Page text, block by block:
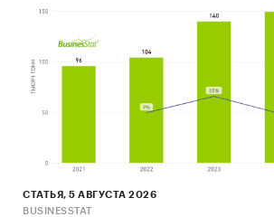
Образование
Анимация
Мультипликация
СТАТЬЯ, 5 АВГУСТА 2026
BUSINESSTAT